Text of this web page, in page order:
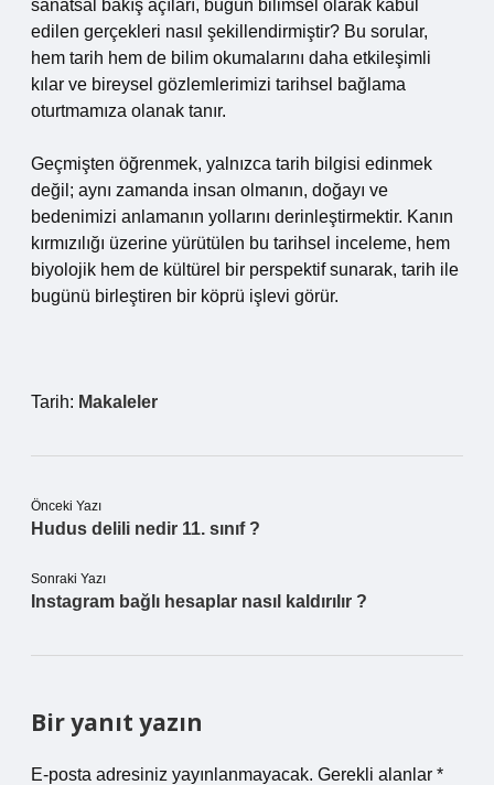
sanatsal bakış açıları, bugün bilimsel olarak kabul
edilen gerçekleri nasıl şekillendirmiştir? Bu sorular,
hem tarih hem de bilim okumalarını daha etkileşimli
kılar ve bireysel gözlemlerimizi tarihsel bağlama
oturtmamıza olanak tanır.
Geçmişten öğrenmek, yalnızca tarih bilgisi edinmek
değil; aynı zamanda insan olmanın, doğayı ve
bedenimizi anlamanın yollarını derinleştirmektir. Kanın
kırmızılığı üzerine yürütülen bu tarihsel inceleme, hem
biyolojik hem de kültürel bir perspektif sunarak, tarih ile
bugünü birleştiren bir köprü işlevi görür.
Tarih: Makaleler
Önceki Yazı
Hudus delili nedir 11. sınıf ?
Sonraki Yazı
Instagram bağlı hesaplar nasıl kaldırılır ?
Bir yanıt yazın
E-posta adresiniz yayınlanmayacak. Gerekli alanlar *